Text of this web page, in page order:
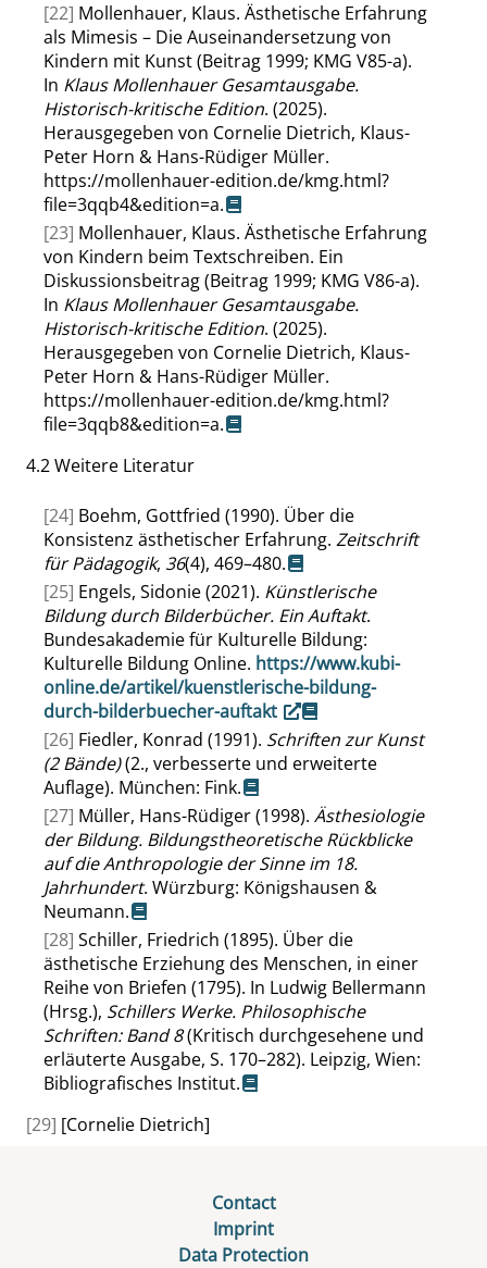
[22] Mollenhauer, Klaus. Ästhetische Erfahrung
als Mimesis – Die Auseinandersetzung von
Kindern mit Kunst (Beitrag 1999; KMG V85-a).
In Klaus Mollenhauer Gesamtausgabe.
Historisch-kritische Edition. (2025).
Herausgegeben von Cornelie Dietrich, Klaus-
Peter Horn & Hans-Rüdiger Müller.
https://mollenhauer-edition.de/kmg.html?
file=3qqb4&edition=a.
[23] Mollenhauer, Klaus. Ästhetische Erfahrung
von Kindern beim Textschreiben. Ein
Diskussionsbeitrag (Beitrag 1999; KMG V86-a).
In Klaus Mollenhauer Gesamtausgabe.
Historisch-kritische Edition. (2025).
Herausgegeben von Cornelie Dietrich, Klaus-
Peter Horn & Hans-Rüdiger Müller.
https://mollenhauer-edition.de/kmg.html?
file=3qqb8&edition=a.
4.2Weitere Literatur
[24] Boehm, Gottfried (1990). Über die
Konsistenz ästhetischer Erfahrung. Zeitschrift
für Pädagogik, 36(4), 469–480.
[25] Engels, Sidonie (2021). Künstlerische
Bildung durch Bilderbücher. Ein Auftakt.
Bundesakademie für Kulturelle Bildung:
Kulturelle Bildung Online. https://www.kubi-
online.de/artikel/kuenstlerische-bildung-
durch-bilderbuecher-auftakt
[26] Fiedler, Konrad (1991). Schriften zur Kunst
(2 Bände)(2., verbesserte und erweiterte
Auflage). München: Fink.
[27] Müller, Hans-Rüdiger (1998). Ästhesiologie
der Bildung. Bildungstheoretische Rückblicke
auf die Anthropologie der Sinne im 18.
Jahrhundert. Würzburg: Königshausen &
Neumann.
[28] Schiller, Friedrich (1895). Über die
ästhetische Erziehung des Menschen, in einer
Reihe von Briefen (1795). In Ludwig Bellermann
(Hrsg.), Schillers Werke. Philosophische
Schriften: Band 8(Kritisch durchgesehene und
erläuterte Ausgabe, S. 170–282). Leipzig, Wien:
Bibliografisches Institut.
[29] [Cornelie Dietrich]
Contact
Imprint
Data Protection